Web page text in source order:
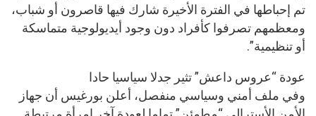
تم إحباطها في الفترة الأخيرة شارك فيها قاصرون أو شباب،
ومعظمهم تصرفوا كأفراد دون وجود أيديولوجية متماسكة
أو تنظيمية”.
عودة “عروس داعش” تثير جدلا سياسيا حادا
وفي ملف أمني وسياسي منفصل، أعلن بورغيس أن جهاز